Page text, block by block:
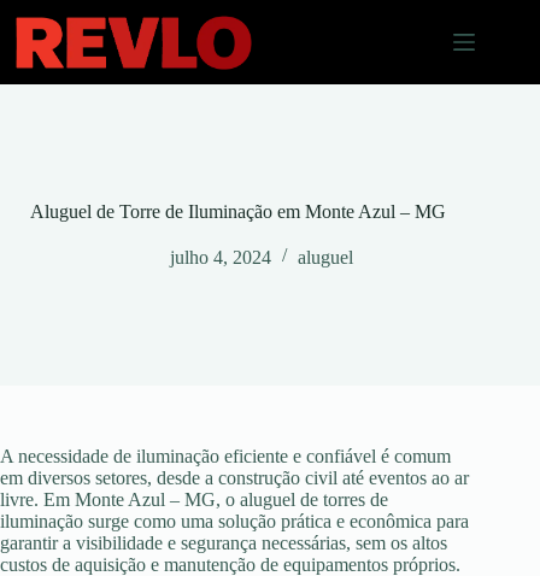
para
conteúdo
Aluguel de Torre de Iluminação em Monte Azul – MG
julho 4, 2024 aluguel
A necessidade de iluminação eficiente e confiável é comum
em diversos setores, desde a construção civil até eventos ao ar
livre. Em Monte Azul – MG, o aluguel de torres de
iluminação surge como uma solução prática e econômica para
garantir a visibilidade e segurança necessárias, sem os altos
custos de aquisição e manutenção de equipamentos próprios.